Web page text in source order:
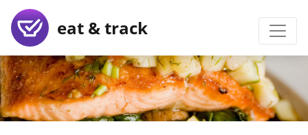
eat & track